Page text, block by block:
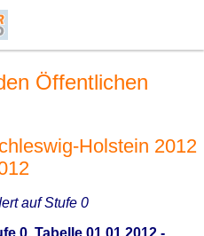
Öffentlichen
Holstein 2012
auf Stufe 0